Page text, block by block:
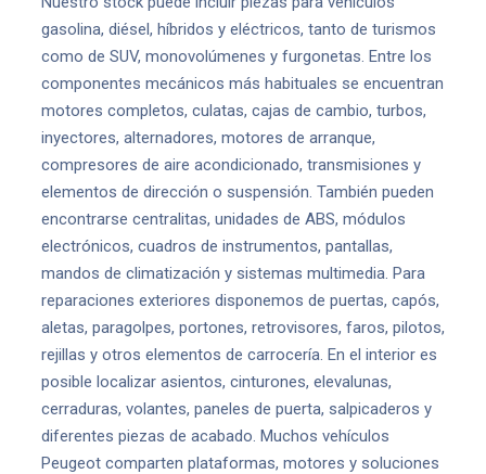
gasolina, diésel, híbridos y eléctricos, tanto de turismos
como de SUV, monovolúmenes y furgonetas. Entre los
componentes mecánicos más habituales se encuentran
motores completos, culatas, cajas de cambio, turbos,
inyectores, alternadores, motores de arranque,
compresores de aire acondicionado, transmisiones y
elementos de dirección o suspensión. También pueden
encontrarse centralitas, unidades de ABS, módulos
electrónicos, cuadros de instrumentos, pantallas,
mandos de climatización y sistemas multimedia. Para
reparaciones exteriores disponemos de puertas, capós,
aletas, paragolpes, portones, retrovisores, faros, pilotos,
rejillas y otros elementos de carrocería. En el interior es
posible localizar asientos, cinturones, elevalunas,
cerraduras, volantes, paneles de puerta, salpicaderos y
diferentes piezas de acabado. Muchos vehículos
Peugeot comparten plataformas, motores y soluciones